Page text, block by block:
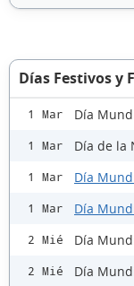
Días Festivos y
1 Mar Día
1 Mar Día de la
1 Mar Día
1 Mar Día
2 Mié Día
2 Mié Día